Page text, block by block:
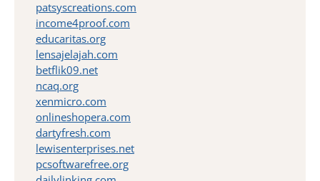
patsyscreations.com
income4proof.com
educaritas.org
lensajelajah.com
betflik09.net
ncaq.org
xenmicro.com
onlineshopera.com
dartyfresh.com
lewisenterprises.net
pcsoftwarefree.org